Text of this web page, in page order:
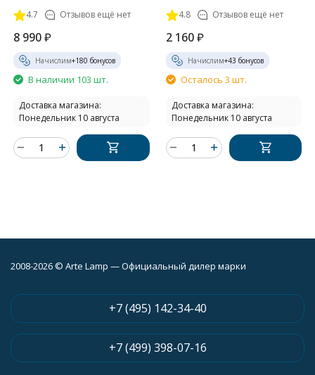
4.7 Отзывов ещё нет
8 990₽
Начислим+180 бонусов
В наличии 103 шт.
Доставка магазина:
Понедельник 10 августа
4.8 Отзывов ещё нет
2 160 ₽
Начислим+43 бонусов
Осталось 3 шт.
Доставка магазина:
Понедельник 10 августа
2008-2026 © Arte Lamp — Официальный дилер марки
+7 (495) 142-34-40
+7 (499) 398-07-16